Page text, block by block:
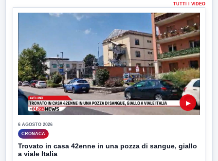
TUTTI I VIDEO
▶
6 AGOSTO 2026
CRONACA
Trovato in casa 42enne in una pozza di sangue, giallo
a viale Italia